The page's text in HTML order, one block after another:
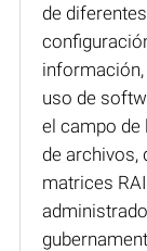
de
uso de
el campo de
de archivos,
matrices